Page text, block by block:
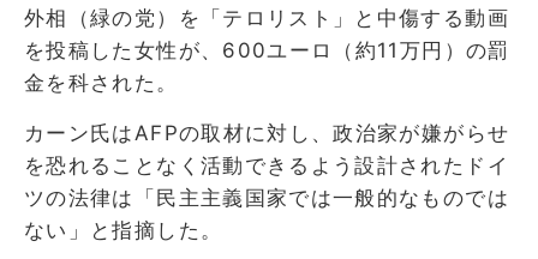
外相（緑の党）を「テロリスト」と中傷する動画
を投稿した女性が、600ユーロ（約11万円）の罰
金を科された。
カーン氏はAFPの取材に対し、政治家が嫌がらせ
を恐れることなく活動できるよう設計されたドイ
ツの法律は「民主主義国家では一般的なものでは
ない」と指摘した。